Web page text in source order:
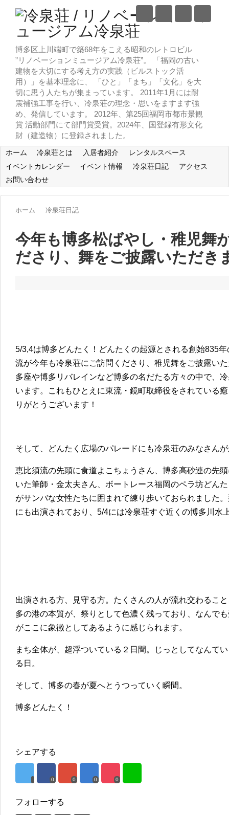
博多区上川端町で築68年をこえる昭和のレトロビル
”リノベーションミュージアム冷泉荘”。 「福岡の古い
建物を大切にする考え方の実践（ビルストック活
用）」を基本理念に、 「ひと」「まち」「文化」を大
切に思う人たちが集まっています。 2011年1月には耐
震補強工事を行い、冷泉荘の理念・思いをますます強
め、発信しています。 2012年、第25回福岡市都市景観
賞 活動部門にて部門賞受賞。2024年、国登録有形文化
財（建造物）に登録されました。
ホーム 冷泉荘とは 入居者紹介
レンタルスペース
イベントカレンダー
イベント情報 冷泉荘日記
アクセス
お問い合わせ
ホーム 冷泉荘日記
今年も博多松ばやし・稚児舞
ださり、舞をご披露いただき
5/3,4は博多どんたく！どんたくの起源とされる創始835
流が今年も冷泉荘にご訪問くださり、稚児舞をご披露い
多座や博多リバレインなど博多の名だたる方々の中で、
います。これもひとえに東流・鏡町取締役をされている
りがとうございます！
そして、どんたく広場のパレードにも冷泉荘のみなさん
恵比須流の先頭に食道よこちょうさん、博多高砂連の先
いた筆師・金太夫さん、ボートレース福岡のペラ坊どん
がサンバな女性たちに囲まれて練り歩いておられました
にも出演されており、5/4には冷泉荘すぐ近くの博多川水
出演される方、見守る方。たくさんの人が流れ交わるこ
多の港の本質が、祭りとして色濃く残っており、なんで
がここに象徴としてあるように感じられます。
まち全体が、超浮ついている２日間。じっとしてなんて
る日。
そして、博多の春が夏へとうつっていく瞬間。
博多どんたく！
シェアする
0 0 0 0
フォローする